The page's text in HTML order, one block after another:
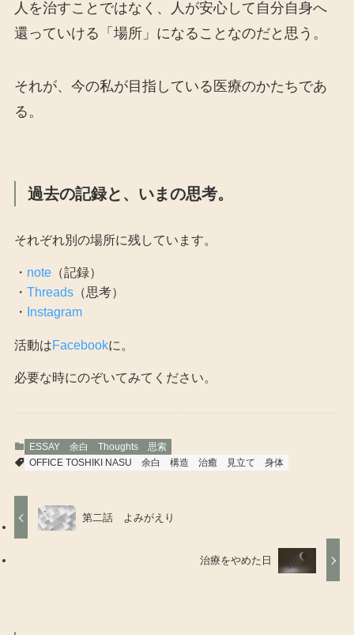
人を治すことではなく、人が安心して自分自身へ
還っていける「場所」になることなのだと思う。
それが、今の私が目指している医療のかたちであ
る。
過去の記録と、いまの思考。
それぞれ別の場所に残しています。
・ note（記録）
・ Threads（思考）
・
Instagram
活動はFacebookに。
必要な時にのぞいてみてください。
ESSAY 余白
Thoughts 思索
OFFICE TOSHIKI NASU
余白 構造 治癒 見立て 身体
第二話 よみがえり
治療をやめた日